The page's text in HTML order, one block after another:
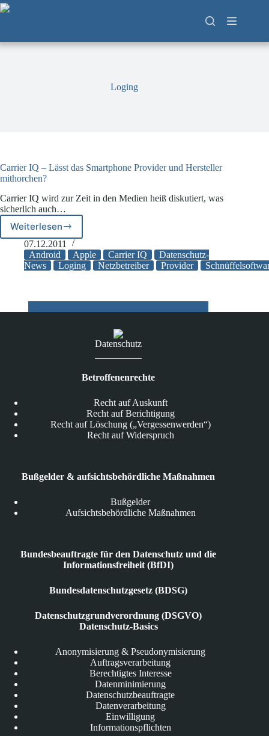
Zum
Inhalt
Loging
Carrier IQ – Lässt das Smartphone Provider und Hersteller
mithorchen?
Carrier IQ wird zur Zeit in den Medien heiß diskutiert, was
sicherlich auch…
Weiterlesen
Carrier
IQ
–
Lässt
Provider
und
07.12.2011
Android
Apple Carrier IQ
Datenschutz-
News
Loging Netzbetreiber Provider
Datenschutz
Betroffenenrechte
Recht auf Auskunft
Recht auf Berichtigung
Recht auf Löschung („Vergessenwerden“)
Recht auf Widerspruch
Bußgelder & aufsichtsbehördliche Maßnahmen
Bußgelder
Aufsichtsbehördliche Maßnahmen
Bundesbeauftragte für den Datenschutz und die
Informationsfreiheit (BfDI)
Bundesdatenschutzgesetz (BDSG)
Datenschutzgrundverordnung (DSGVO)
Datenschutz-Basics
Anonymisierung & Pseudonymisierung
Auftragsverarbeitung
Berechtigtes Interesse
Datenminimierung
Datenschutzbeauftragte
Datenverarbeitung
Einwilligung
Informationspflichten